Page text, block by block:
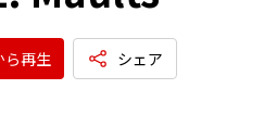
ら再生 シェア